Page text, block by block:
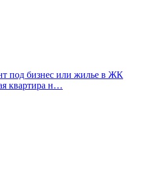
под бизнес или жилье в ЖК
квартира н…